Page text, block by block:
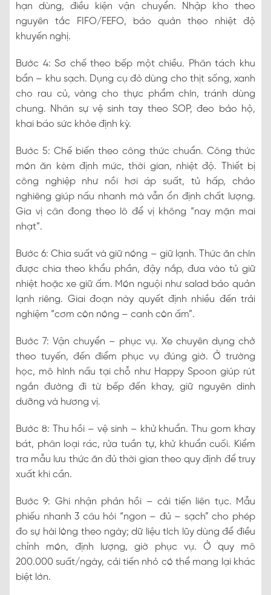
hạn dùng, điều kiện vận chuyển. Nhập kho theo
nguyên tắc FIFO/FEFO, bảo quản theo nhiệt độ
khuyến nghị.
Bước 4: Sơ chế theo bếp một chiều. Phân tách khu
bẩn – khu sạch. Dụng cụ đỏ dùng cho thịt sống, xanh
cho rau củ, vàng cho thực phẩm chín, tránh dùng
chung. Nhân sự vệ sinh tay theo SOP, đeo bảo hộ,
khai báo sức khỏe định kỳ.
Bước 5: Chế biến theo công thức chuẩn. Công thức
món ăn kèm định mức, thời gian, nhiệt độ. Thiết bị
công nghiệp như nồi hơi áp suất, tủ hấp, chảo
nghiêng giúp nấu nhanh mà vẫn ổn định chất lượng.
Gia vị cân đong theo lô để vị không “nay mặn mai
nhạt”.
Bước 6: Chia suất và giữ nóng – giữ lạnh. Thức ăn chín
được chia theo khẩu phần, đậy nắp, đưa vào tủ giữ
nhiệt hoặc xe giữ ấm. Món nguội như salad bảo quản
lạnh riêng. Giai đoạn này quyết định nhiều đến trải
nghiệm “cơm còn nóng – canh còn ấm”.
Bước 7: Vận chuyển – phục vụ. Xe chuyên dụng chở
theo tuyến, đến điểm phục vụ đúng giờ. Ở trường
học, mô hình nấu tại chỗ như Happy Spoon giúp rút
ngắn đường đi từ bếp đến khay, giữ nguyên dinh
dưỡng và hương vị.
Bước 8: Thu hồi – vệ sinh – khử khuẩn. Thu gom khay
bát, phân loại rác, rửa tuần tự, khử khuẩn cuối. Kiểm
tra mẫu lưu thức ăn đủ thời gian theo quy định để truy
xuất khi cần.
Bước 9: Ghi nhận phản hồi – cải tiến liên tục. Mẫu
phiếu nhanh 3 câu hỏi “ngon – đủ – sạch” cho phép
đo sự hài lòng theo ngày; dữ liệu tích lũy dùng để điều
chỉnh món, định lượng, giờ phục vụ. Ở quy mô
200.000 suất/ngày, cải tiến nhỏ có thể mang lại khác
biệt lớn.